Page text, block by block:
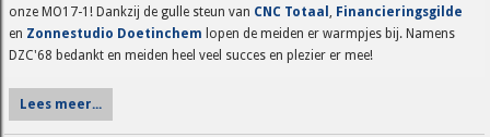
onze MO17-1! Dankzij de gulle steun van CNC Totaal, Financieringsgilde
en Zonnestudio Doetinchem lopen de meiden er warmpjes bij. Namens
DZC'68 bedankt en meiden heel veel succes en plezier er mee!
Lees meer...